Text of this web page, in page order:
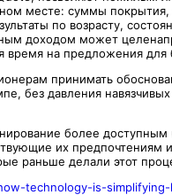
месте: суммы
по возрасту,
доходом может
время на предложения
принимать
без давления
более
их предпочтениям
раньше делали этот
technology-is-